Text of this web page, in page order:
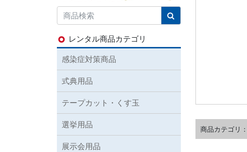
商品カテゴリ：
レンタル商品カテゴリ
感染症対策商品
式典用品
テープカット・くす玉
選挙用品
展示会用品